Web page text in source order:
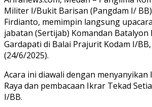
Militer I/Bukit Barisan (Pangdam I/
Firdianto, memimpin langsung
jabatan (Sertijab) Komandan Batalyon
Gardapati di Balai Prajurit Kodam I/BB,
(24/6/2025).
Acara ini diawali dengan menyanyikan
Raya dan pembacaan Ikrar Tekad
I/BB.